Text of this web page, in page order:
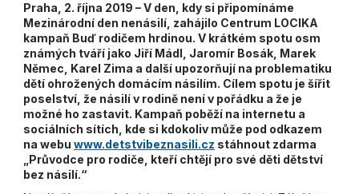
Praha, 2. října 2019 – V den, kdy si připomínáme
Mezinárodní den nenásilí, zahájilo Centrum LOCIKA
kampaň Buď rodičem hrdinou. V krátkém spotu osm
známých tváří jako Jiří Mádl, Jaromír Bosák, Marek
Němec, Karel Zima a další upozorňují na problematiku
dětí ohrožených domácím násilím. Cílem spotu je šířit
poselství, že násilí v rodině není v pořádku a že je
možné ho zastavit. Kampaň poběží na internetu a
sociálních sítích, kde si kdokoliv může pod odkazem
na webu www.detstvibeznasili.cz stáhnout zdarma
„Průvodce pro rodiče, kteří chtějí pro své děti dětství
bez násilí.“